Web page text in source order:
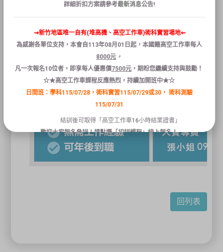
回列表
詳細折扣方案請參考最新消息公告!
⇝新竹地區唯一自有(堆高機、高空工作車)術科實習場地⇜
為感謝各單位支持，本會自113年08月 01 日起 ，本國籍高空工作車每人
8000元 ，
凡一次報名10位者 ， 即享每人優惠價7500元 ，期盼您繼續支持與鼓勵！
☆★高空工作車課程反應熱烈，持續加開班中★☆
日間班：學科115/07/28，術科實習115/07/29或30，術科測驗
115/07/31
結訓後可取得「高空工作車16小時結業證書」
歡迎大家報名參訓！請點選「初訓課程」線上報名！